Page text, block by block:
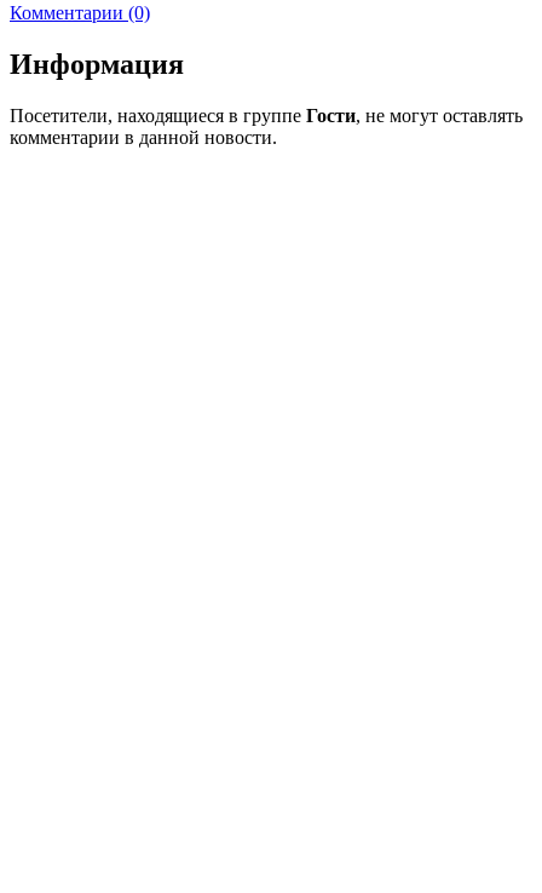
Комментарии (0)
Информация
Посетители, находящиеся в группе Гости, не могут оставлять
комментарии в данной новости.